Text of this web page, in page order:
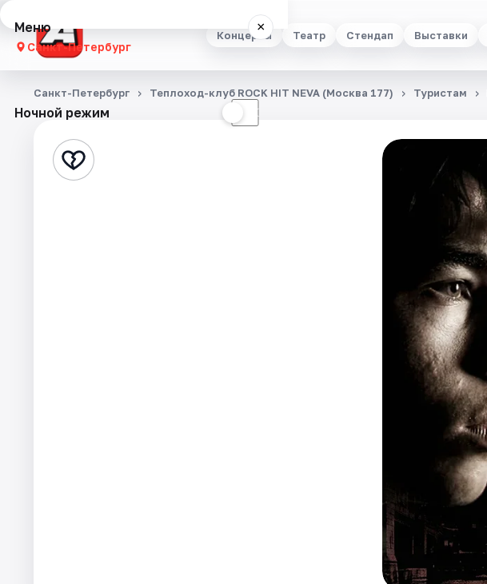
Концерты Театр Стендап Выставки
Меню ×
Санкт-Петербург
Концерты
Стендап
Ночной режим ☾
Санкт-Петербург Теплоход-клуб ROCK HIT NEVA (Москва 177) Туристам